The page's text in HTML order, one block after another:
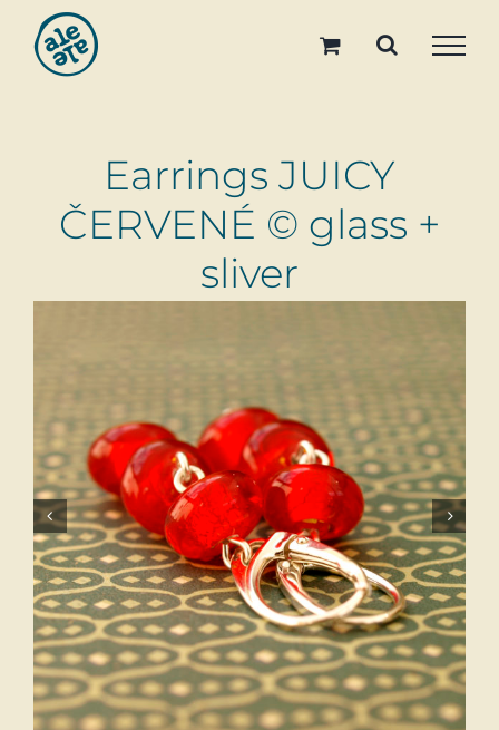
content
Earrings JUICY
ČERVENÉ © glass +
sliver
 